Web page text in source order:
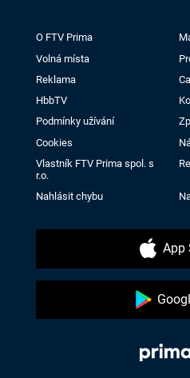
O FTV Prima
Volná místa
Reklama
HbbTV
Podmínky užívání
Cookies
Vlastník FTV Prima spol. s
r.o.
Nahlásit chybu
App